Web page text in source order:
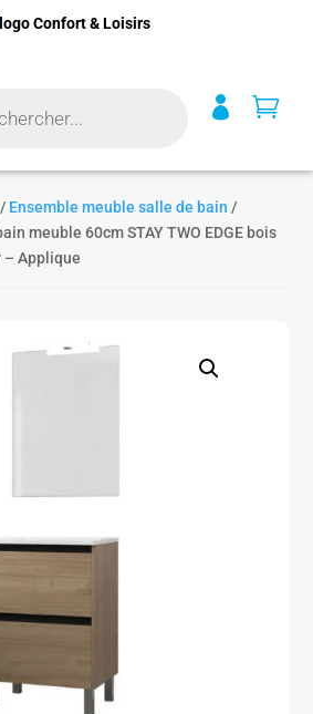
 
/ Ensemble meuble salle de bain /
meuble 60cm STAY TWO EDGE bois
– Applique